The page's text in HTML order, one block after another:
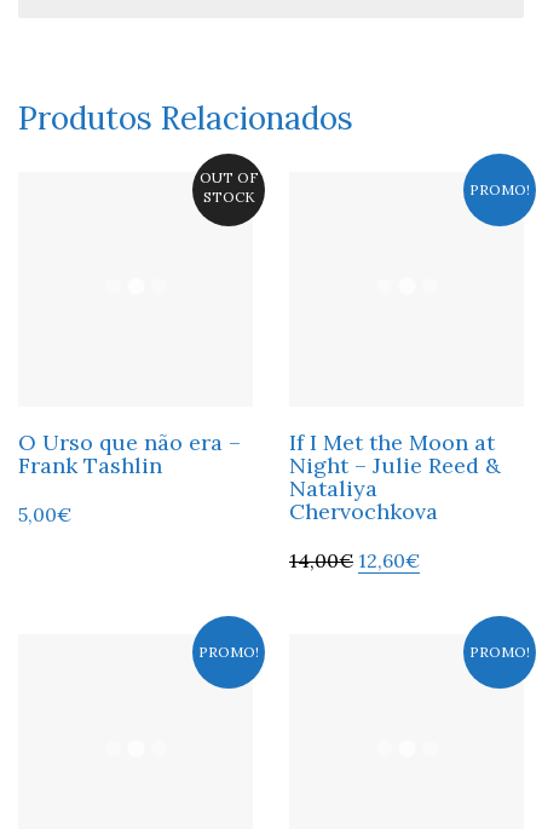
Produtos Relacionados
OUT OF
STOCK
O Urso que não era –
Frank Tashlin
5,00€
PROMO!
If I Met the Moon at
Night – Julie Reed &
Nataliya
Chervochkova
14,00€ 12,60€
PROMO! PROMO!